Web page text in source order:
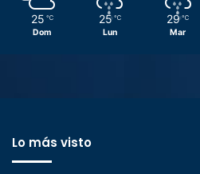
25 ℃
Dom
25 ℃
Lun
29 ℃
Mar
Lo más visto